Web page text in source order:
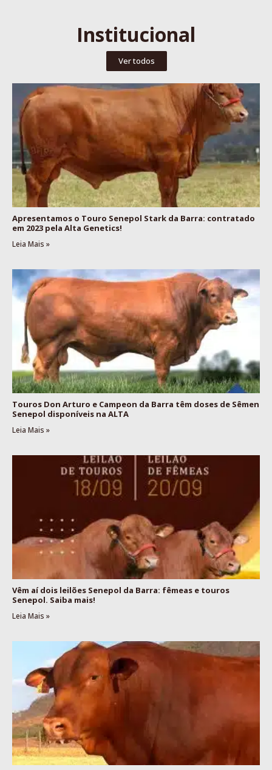
Institucional
Ver todos
Apresentamos o Touro Senepol Stark da Barra: contratado
em 2023 pela Alta Genetics!
Leia Mais »
Touros Don Arturo e Campeon da Barra têm doses de Sêmen
Senepol disponíveis na ALTA
Leia Mais »
Vêm aí dois leilões Senepol da Barra: fêmeas e touros
Senepol. Saiba mais!
Leia Mais »